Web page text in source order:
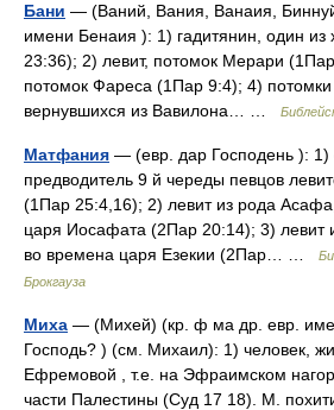
Бани — (Ваний, Вания, Ванаия,
имени Бенаия ): 1) гадитянин, один
23:36); 2) левит, потомок Мерари
потомок Фареса (1Пар 9:4); 4)
вернувшихся из Вавилона… …
Матфания — (евр. дар Господень ): 1)
предводитель 9 й череды певцов
(1Пар 25:4,16); 2) левит из рода
царя Иосафата (2Пар 20:14); 3) левит
во времена царя Езекии (2Пар… …
Брокгауза
Миха — (Михей) (кр. ф ма др. евр.
Господь? ) (см. Михаил): 1) человек,
Ефремовой , т.е. на Эфраимском
части Палестины (Суд 17 18). М.